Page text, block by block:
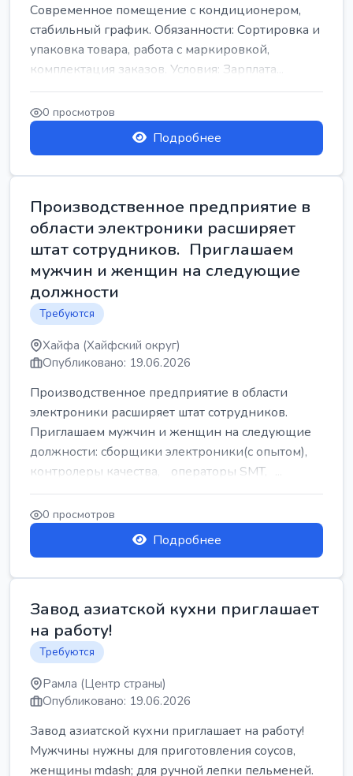
Современное помещение с кондиционером,
стабильный график. Обязанности: Сортировка и
упаковка товара, работа с маркировкой,
комплектация заказов. Условия: Зарплата...
0 просмотров
Подробнее
Производственное предприятие в
области электроники расширяет
штат сотрудников. Приглашаем
мужчин и женщин на следующие
должности
Требуются
Хайфа (Хайфский округ)
Опубликовано: 19.06.2026
Производственное предприятие в области
электроники расширяет штат сотрудников.
Приглашаем мужчин и женщин на следующие
должности: сборщики электроники(с опытом),
контролеры качества, операторы SMT, ...
0 просмотров
Подробнее
Завод азиатской кухни приглашает
на работу!
Требуются
Рамла (Центр страны)
Опубликовано: 19.06.2026
Завод азиатской кухни приглашает на работу!
Мужчины нужны для приготовления соусов,
женщины mdash; для ручной лепки пельменей.